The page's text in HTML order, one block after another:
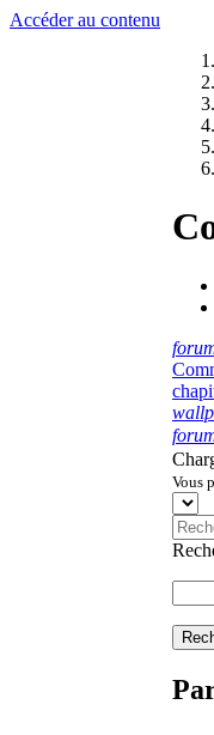
Accéder au contenu
Vous